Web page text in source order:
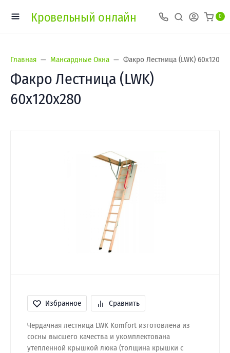
Кровельный онлайн 0
Главная Мансардные Окна Факро Лестница (LWK)
Факро Лестница (LWK)
60х120х280
Избранное Сравнить
Чердачная лестница LWK Komfort изготовлена из
сосны высшего качества и укомплектована
утепленной крышкой люка (толщина крышки с